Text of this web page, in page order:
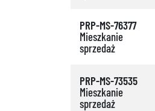
PRP-MS-76377
Mieszkanie
sprzedaż
PRP-MS-73535
Mieszkanie
sprzedaż